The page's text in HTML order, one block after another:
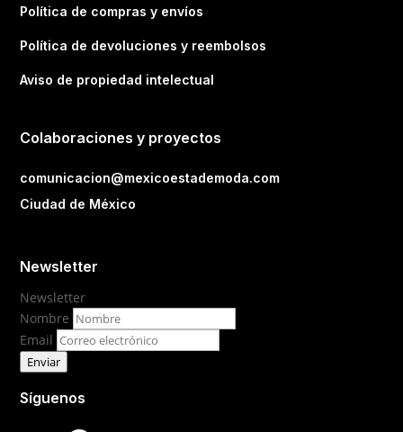
Política de compras y envíos
Política de devoluciones y reembolsos
Aviso de propiedad intelectual
Colaboraciones y proyectos
comunicacion@mexicoestademoda.com
Ciudad de México
Newsletter
Newsletter
Nombre
Email
Enviar
Síguenos